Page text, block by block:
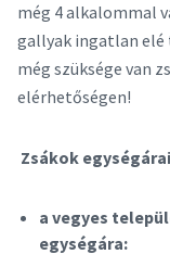
még 4 alkalommal
gallyak ingatlan
még szüksége van
elérhetőségen!
Zsákok
a vegyes
egységára: